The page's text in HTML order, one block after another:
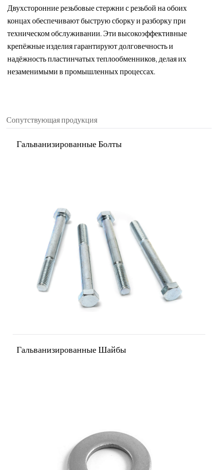
Двухсторонние резьбовые стержни с резьбой на обоих
концах обеспечивают быструю сборку и разборку при
техническом обслуживании. Эти высокоэффективные
крепёжные изделия гарантируют долговечность и
надёжность пластинчатых теплообменников, делая их
незаменимыми в промышленных процессах.
Сопутствующая продукция
Гальванизированные Болты
Гальванизированные Шайбы